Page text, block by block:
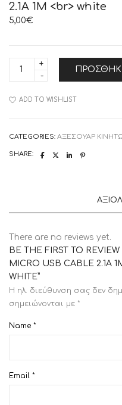
2.1A 1M <br> white
5,00€
Suji
USB
Cable
1M
ADD TO WISHLIST
CATEGORIES: ΑΞΕΣΟΥΑΡ
SHARE:
There are no reviews yet.
BE THE FIRST TO
MICRO USB CABLE 2.1A
WHITE”
Η ηλ. διεύθυνση σας δεν
σημειώνονται με *
Name *
Email *